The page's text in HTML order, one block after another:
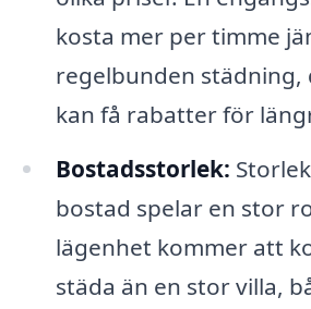
kosta mer per timme
regelbunden städning,
kan få rabatter för
Bostadsstorlek:
bostad spelar en stor
lägenhet kommer att
städa än en stor villa,